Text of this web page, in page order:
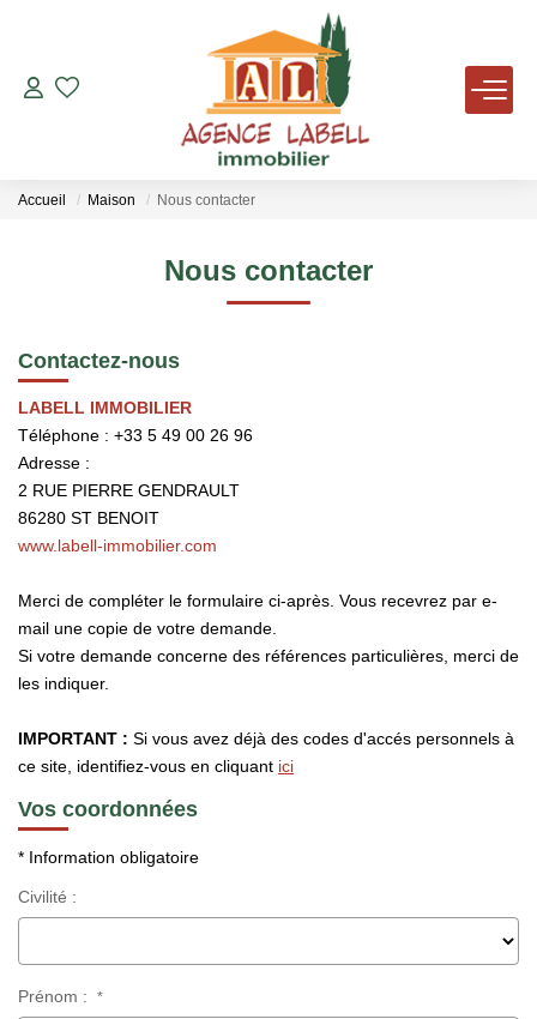
VENTES
LOCATIONS
AVIS DE VALEUR
NOUS REJOINDRE
TÉMOIGNAGES
Accueil Maison Nous contacter
Nous contacter
Contactez-nous
LABELL IMMOBILIER
Téléphone : +33 5 49 00 26 96
Adresse :
2 RUE PIERRE GENDRAULT
86280 ST BENOIT
www.labell-immobilier.com
Merci de compléter le formulaire ci-après. Vous recevrez par e-
mail une copie de votre demande.
Si votre demande concerne des références particulières, merci de
les indiquer.
IMPORTANT : Si vous avez déjà des codes d'accés personnels à
ce site, identifiez-vous en cliquant ici
Vos coordonnées
* Information obligatoire
Civilité :
Prénom : *